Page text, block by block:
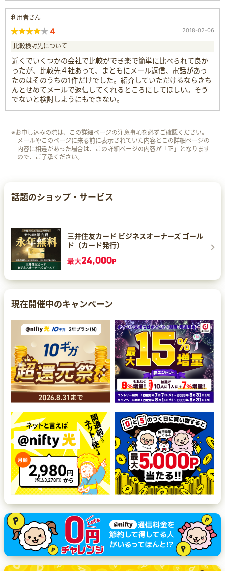
利用者さん
4 2018-02-06
比較検討先について
近くでいくつかの会社で比較ができ楽で簡単に比べられて良か
ったが、比較先４社あって、まともにメール返信、電話があっ
たのはそのうちの1件だけでした。紹介していただけるならきち
んとせめてメールで返信してくれるところにしてほしい。そう
でないと検討しようにもできない。
※お申し込みの際は、この詳細ページの注意事項を必ずご確認ください。
メールやこのページに来る前に表示されていた内容とこの詳細ページの
内容に相違があった場合は、この詳細ページの内容が「正」となります
ので、ご了承ください。
話題のショップ・サービス
三井住友カード ビジネスオーナーズ ゴール
ド（カード発行）
最大24,000P
現在開催中のキャンペーン